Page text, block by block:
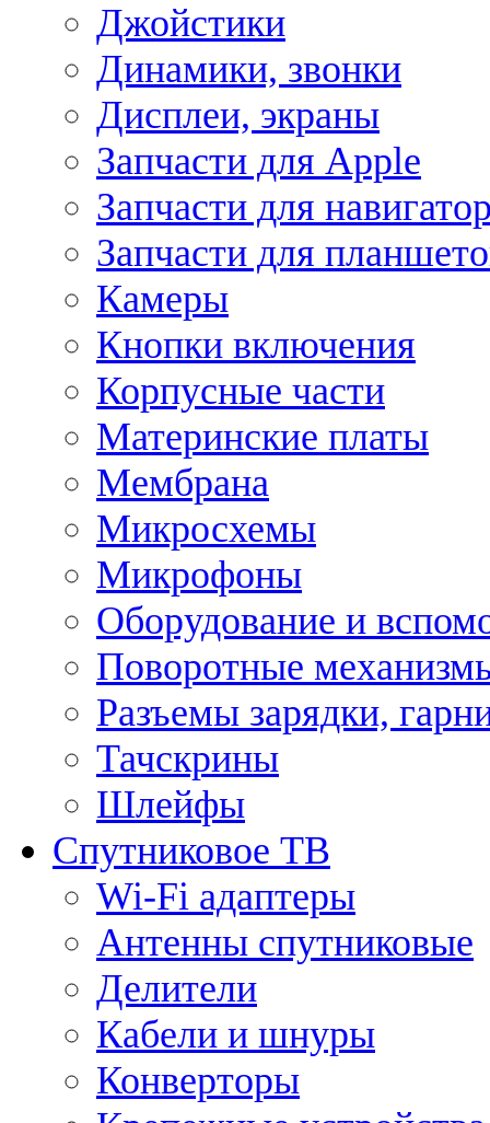
Джойстики
Динамики, звонки
Дисплеи, экраны
Запчасти для Apple
Запчасти для
Запчасти для
Камеры
Кнопки включения
Корпусные части
Материнские платы
Мембрана
Микросхемы
Микрофоны
Оборудование и
Поворотные
Разъемы зарядки,
Тачскрины
Шлейфы
Спутниковое ТВ
Wi-Fi адаптеры
Антенны спутниковые
Делители
Кабели и шнуры
Конверторы